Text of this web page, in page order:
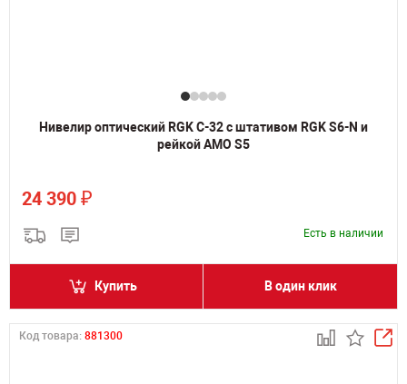
Нивелир оптический RGK C-32 с штативом RGK S6-N и
рейкой AMO S5
24 390 ₽
Есть в наличии
Купить В один клик
Код товара: 881300